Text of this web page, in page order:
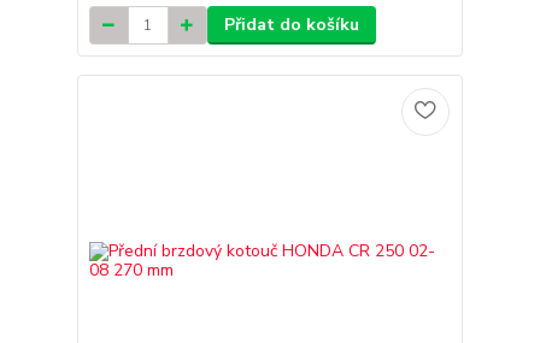
Přidat do košíku